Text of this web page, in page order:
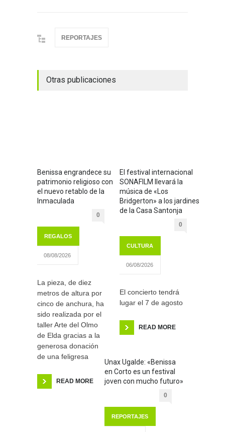
REPORTAJES
Otras publicaciones
Benissa engrandece su
patrimonio religioso con
el nuevo retablo de la
Inmaculada
0
REGALOS
08/08/2026
La pieza, de diez
metros de altura por
cinco de anchura, ha
sido realizada por el
taller Arte del Olmo
de Elda gracias a la
generosa donación
de una feligresa
READ MORE
El festival internacional
SONAFILM llevará la
música de «Los
Bridgerton» a los jardines
de la Casa Santonja
0
CULTURA
06/08/2026
El concierto tendrá
lugar el 7 de agosto
READ MORE
Unax Ugalde: «Benissa
en Corto es un festival
joven con mucho futuro»
0
REPORTAJES